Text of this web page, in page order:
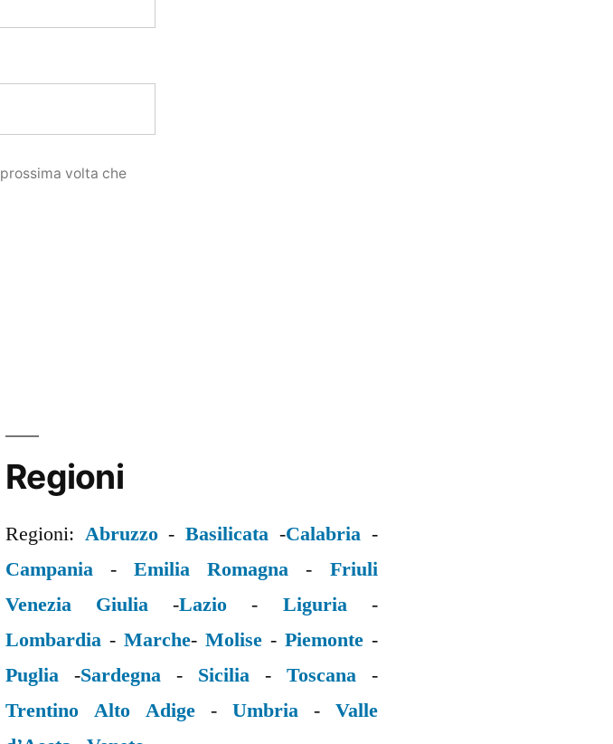
volta che
Regioni
Regioni: Abruzzo-Basilicata -Calabria-
Campania -Emilia Romagna - Friuli
Venezia Giulia -Lazio - Liguria-
Lombardia - Marche- Molise- Piemonte-
Puglia -Sardegna- Sicilia- Toscana-
Trentino Alto Adige- Umbria- Valle